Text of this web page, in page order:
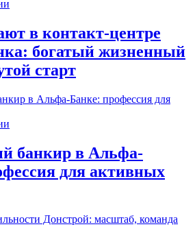
в контакт-центре
богатый жизненный
старт
банкир в Альфа-
для активных